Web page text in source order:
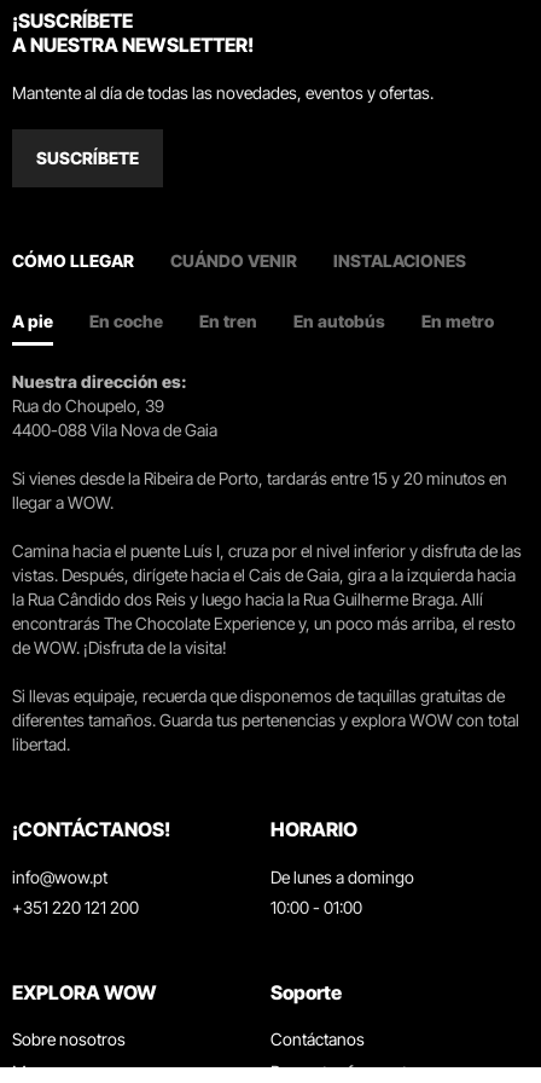
¡SUSCRÍBETE
A NUESTRA NEWSLETTER!
Mantente al día de todas las novedades, eventos y ofertas.
SUSCRÍBETE
CÓMO LLEGAR CUÁNDO VENIR INSTALACIONES
A pie En coche En tren En autobús En metro
Nuestra dirección es:
Rua do Choupelo, 39
4400-088 Vila Nova de Gaia
Si vienes desde la Ribeira de Porto, tardarás entre 15 y 20 minutos en
llegar a WOW.
Camina hacia el puente Luís I, cruza por el nivel inferior y disfruta de las
vistas. Después, dirígete hacia el Cais de Gaia, gira a la izquierda hacia
la Rua Cândido dos Reis y luego hacia la Rua Guilherme Braga. Allí
encontrarás The Chocolate Experience y, un poco más arriba, el resto
de WOW. ¡Disfruta de la visita!
Si llevas equipaje, recuerda que disponemos de taquillas gratuitas de
diferentes tamaños. Guarda tus pertenencias y explora WOW con total
libertad.
¡CONTÁCTANOS!
info@wow.pt
+351 220 121 200
HORARIO
De lunes a domingo
10:00 - 01:00
EXPLORA WOW
Sobre nosotros
Museos
Soporte
Contáctanos
Preguntas frecuentes